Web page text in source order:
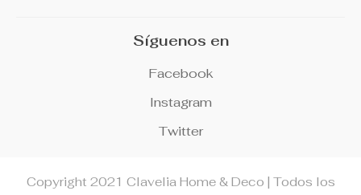
Síguenos en
Facebook
Instagram
Twitter
Copyright 2021 Clavelia Home & Deco | Todos los